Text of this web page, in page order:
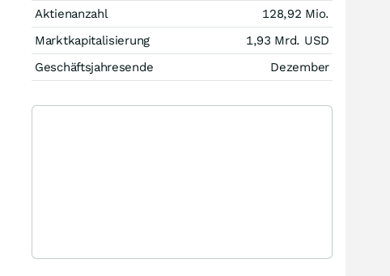
Aktienanzahl
128,92 Mio.
Marktkapitalisierung
1,93 Mrd. USD
Geschäftsjahresende
Dezember